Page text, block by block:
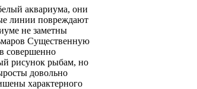
аквариума, они
линии повреждают
не заметны
Существенную
совершенно
рисунок рыбам, но
довольно
характерного